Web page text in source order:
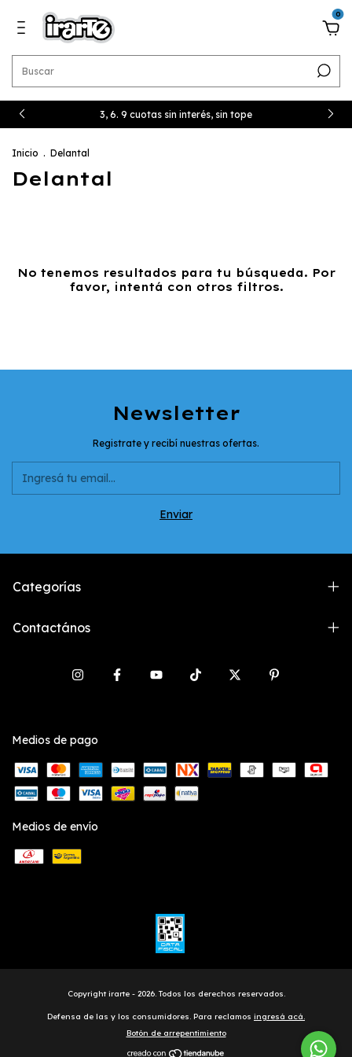
0
3, 6. 9 cuotas sin interés, sin tope
Inicio . Delantal
Delantal
No tenemos resultados para tu búsqueda. Por
favor, intentá con otros filtros.
Newsletter
Registrate y recibí nuestras ofertas.
Categorías
Contactános
Medios de pago
Medios de envío
Copyright irarte - 2026. Todos los derechos reservados.
Defensa de las y los consumidores. Para reclamos ingresá acá.
Botón de arrepentimiento